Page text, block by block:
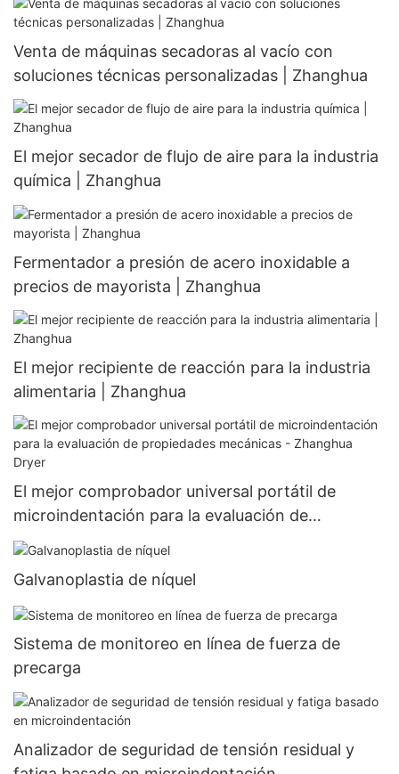
Venta de máquinas secadoras al vacío con
soluciones técnicas personalizadas | Zhanghua
El mejor secador de flujo de aire para la industria
química | Zhanghua
Fermentador a presión de acero inoxidable a
precios de mayorista | Zhanghua
El mejor recipiente de reacción para la industria
alimentaria | Zhanghua
El mejor comprobador universal portátil de
microindentación para la evaluación de
propiedades mecánicas - Zhanghua Dryer
Galvanoplastia de níquel
Sistema de monitoreo en línea de fuerza de
precarga
Analizador de seguridad de tensión residual y